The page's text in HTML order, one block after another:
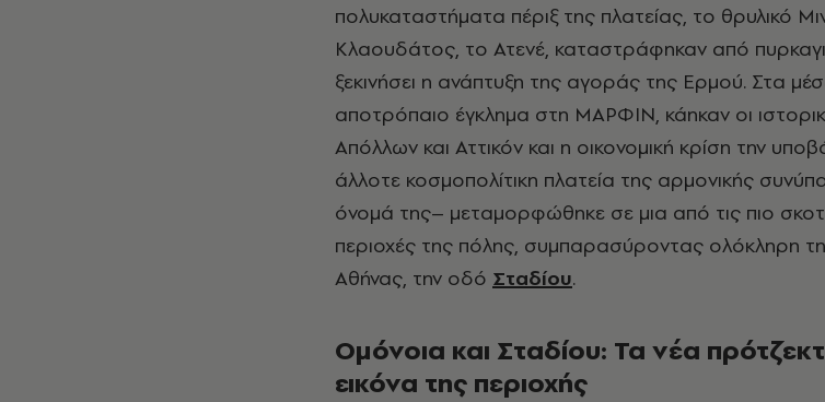
πολυκαταστήματα πέριξ της πλατείας, το θρυλικό
Κλαουδάτος, το Ατενέ, καταστράφηκαν από
ξεκινήσει η ανάπτυξη της αγοράς της Ερμού. Στα
αποτρόπαιο έγκλημα στη ΜΑΡΦΙΝ, κάηκαν οι
Απόλλων και Αττικόν και η οικονομική κρίση την
άλλοτε κοσμοπολίτικη πλατεία της αρμονικής
όνομά της– μεταμορφώθηκε σε μια από τις πιο
περιοχές της πόλης, συμπαρασύροντας ολόκληρη
Αθήνας, την οδό Σταδίου.
Ομόνοια και Σταδίου: Τα νέα
εικόνα της περιοχής